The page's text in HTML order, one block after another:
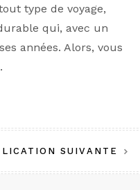
type de voyage,
qui, avec un
années. Alors, vous
SUIVANTE